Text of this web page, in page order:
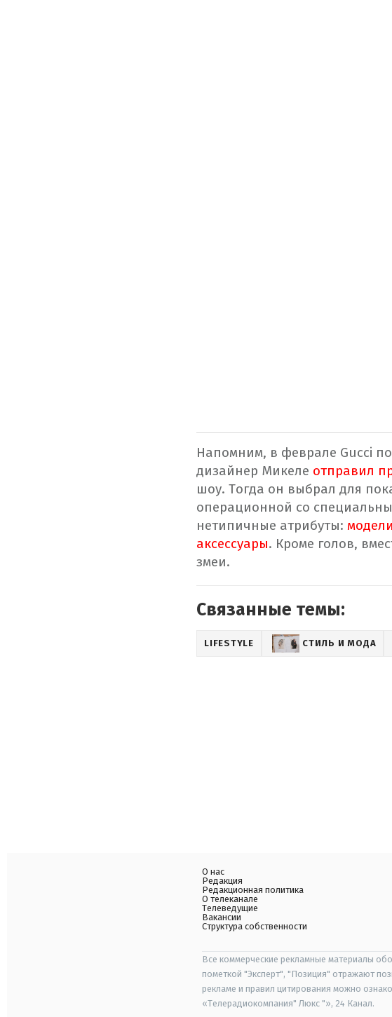
Напомним, в феврале Gucci
дизайнер Микеле отправил
шоу. Тогда он выбрал для
операционной со
нетипичные атрибуты:
аксессуары. Кроме голов,
змеи.
Связанные темы:
LIFESTYLE СТИЛЬ И МОДА
О нас
Редакция
Редакционная политика
О телеканале
Телеведущие
Вакансии
Структура собственности
Все коммерческие рекламные материалы
пометкой "Эксперт", "Позиция" отражают
рекламе и правил цитирования можно
«Телерадиокомпания" Люкс "», 24 Канал.